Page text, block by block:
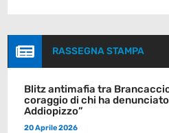
 RASSEGNA STAMPA
Blitz antimafia tra
coraggio di chi ha
Addiopizzo”
20 Aprile 2026